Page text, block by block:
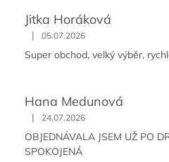
Jitka Horáková
| 05.07.2026
Super obchod, velký výběr,
Hana Medunová
| 24.07.2026
OBJEDNÁVALA JSEM UŽ PO
SPOKOJENÁ